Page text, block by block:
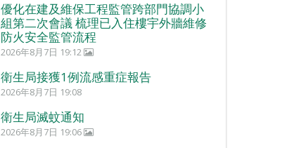
優化在建及維保工程監管跨部門協調小
組第二次會議 梳理已入住樓宇外牆維修
防火安全監管流程
2026年8月7日 19:12
衛生局接獲1例流感重症報告
2026年8月7日 19:08
衛生局滅蚊通知
2026年8月7日 19:06